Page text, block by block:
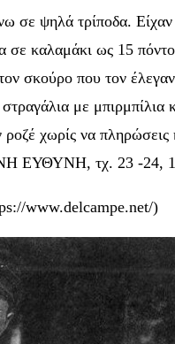
σε ψηλά τρίποδα.
σε καλαμάκι ως 15
που τον έλεγαν
με μπιρμπίλια
χωρίς να
ΕΥΘΥΝΗ, τχ. 23 -24,
www.delcampe.net/)